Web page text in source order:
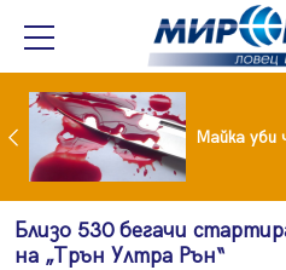
Проф.Кантарджиев: Пазете се от комарите и полово предаваните инфекции
Близо 530 бегачи
на „Трън Ултра Рън“